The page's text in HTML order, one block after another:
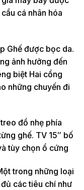
cá nhân hóa
Ghế được bọc da.
ảnh hưởng đến
biệt Hai cổng
những chuyến đi
đồ nhẹ phía
ghế. TV 15″ bố
tùy chọn ổ cứng
trong những loại
các tiêu chí như